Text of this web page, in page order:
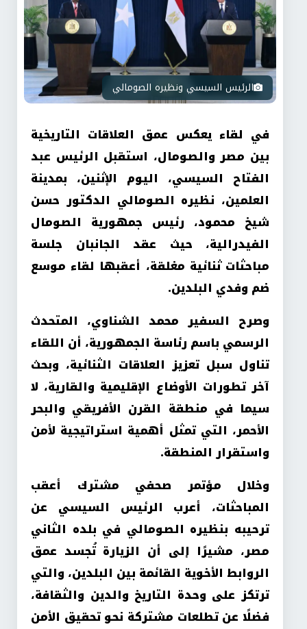
الرئيس السيسي ونظيره الصومالي
في لقاء يعكس عمق العلاقات التاريخية
بين مصر والصومال، استقبل الرئيس عبد
الفتاح السيسي، اليوم الإثنين، بمدينة
العلمين، نظيره الصومالي الدكتور حسن
شيخ محمود، رئيس جمهورية الصومال
الفيدرالية، حيث عقد الجانبان جلسة
مباحثات ثنائية مغلقة، أعقبها لقاء موسع
ضم وفدي البلدين.
وصرح السفير محمد الشناوي، المتحدث
الرسمي باسم رئاسة الجمهورية، أن اللقاء
تناول سبل تعزيز العلاقات الثنائية، وبحث
آخر تطورات الأوضاع الإقليمية والقارية، لا
سيما في منطقة القرن الأفريقي والبحر
الأحمر، التي تمثل أهمية استراتيجية لأمن
واستقرار المنطقة.
وخلال مؤتمر صحفي مشترك أعقب
المباحثات، أعرب الرئيس السيسي عن
ترحيبه بنظيره الصومالي في بلده الثاني
مصر، مشيرًا إلى أن الزيارة تُجسد عمق
الروابط الأخوية القائمة بين البلدين، والتي
ترتكز على وحدة التاريخ والدين والثقافة،
فضلًا عن تطلعات مشتركة نحو تحقيق الأمن